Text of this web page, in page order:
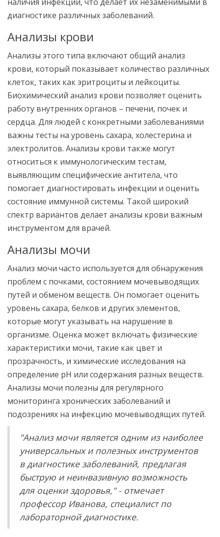
диагностике различных заболеваний.
Анализы крови
Анализы этого типа включают общий анализ
крови, который показывает количество различных
клеток, таких как эритроциты и лейкоциты.
Биохимический анализ крови позволяет оценить
работу внутренних органов – печени, почек и
сердца. Для людей с конкретными заболеваниями
важны тесты на уровень сахара, холестерина и
электролитов. Анализы крови также могут
относиться к иммунологическим тестам,
выявляющим специфические антитела, что
помогает диагностировать инфекции и оценить
состояние иммунной системы. Такой широкий
спектр вариантов делает анализы крови важным
инструментом для врачей.
Анализы мочи
Анализ мочи часто используется для обнаружения
проблем с почками, состоянием мочевыводящих
путей и обменом веществ. Он помогает оценить
уровень сахара, белков и других элементов,
которые могут указывать на нарушение в
организме. Оценка может включать физические
характеристики мочи, такие как цвет и
прозрачность, и химические исследования на
определение рН или содержания разных веществ.
Анализы мочи полезны для регулярного
мониторинга хронических заболеваний и
подозрениях на инфекцию мочевыводящих путей.
"Анализ мочи является одним из наиболее
универсальных и полезных инструментов
в диагностике заболеваний, предлагая
быструю и неинвазивную возможность
для оценки здоровья," - отмечает
профессор Иванова, специалист по
лабораторной диагностике.